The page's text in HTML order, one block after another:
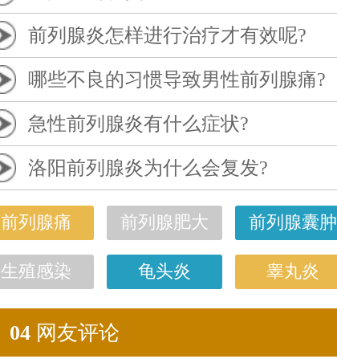
前列腺炎怎样进行治疗才有效呢?
哪些不良的习惯导致男性前列腺痛?
急性前列腺炎有什么症状?
洛阳前列腺炎为什么会复发?
前列腺痛 前列腺肥大 前列腺囊肿
生殖感染 龟头炎 睾丸炎
04 网友评论